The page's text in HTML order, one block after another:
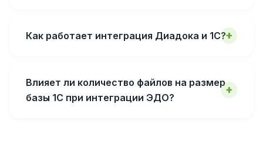
Как работает интеграция Диадока и 1С?
Влияет ли количество файлов на размер
базы 1С при интеграции ЭДО?